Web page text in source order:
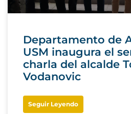
Departamento de
USM inaugura el
charla del alcalde
Vodanovic
Seguir Leyendo